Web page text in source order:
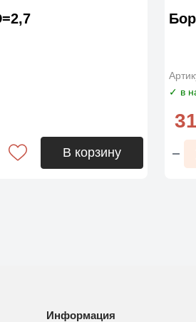
В корзину
✓ в
Информация